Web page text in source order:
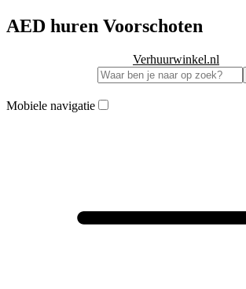
AED huren Voorschoten
Verhuurwinkel.nl
Mobiele navigatie